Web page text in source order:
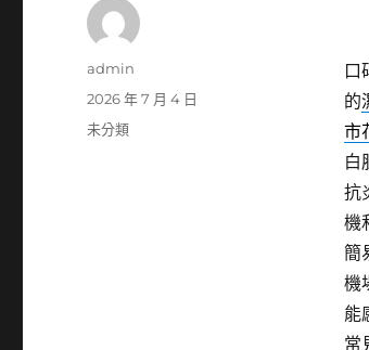
口
的
市
白
抗
機
簡
機
能
常
作
admin
發
佈
2026 年 7 月 4 日
分
未分類